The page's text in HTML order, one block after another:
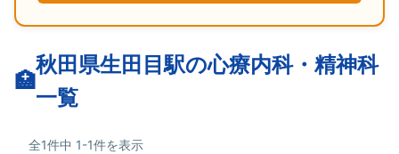
秋田県生田目駅の心療内科・精神科
一覧
全1件中 1-1件を表示